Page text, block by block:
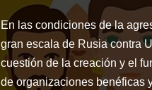
En las condiciones de la
gran escala de Rusia contra
cuestión de la creación y el
de organizaciones benéficas